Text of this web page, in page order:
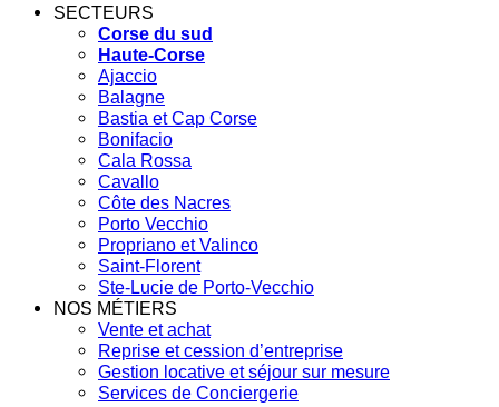
SECTEURS
Corse du sud
Haute-Corse
Ajaccio
Balagne
Bastia et Cap Corse
Bonifacio
Cala Rossa
Cavallo
Côte des Nacres
Porto Vecchio
Propriano et Valinco
Saint-Florent
Ste-Lucie de Porto-Vecchio
NOS MÉTIERS
Vente et achat
Reprise et cession d’entreprise
Gestion locative et séjour sur mesure
Services de Conciergerie